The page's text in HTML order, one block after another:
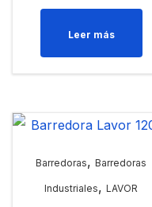
Leer más
Barredoras,Barredoras
Industriales,LAVOR